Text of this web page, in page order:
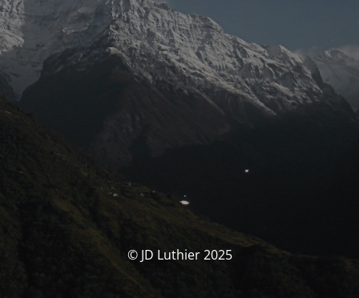
© JD Luthier 2025